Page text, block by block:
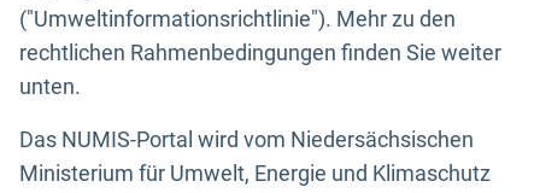
("Umweltinformationsrichtlinie"). Mehr zu den
rechtlichen Rahmenbedingungen finden Sie weiter
unten.
Das NUMIS-Portal wird vom Niedersächsischen
Ministerium für Umwelt, Energie und Klimaschutz